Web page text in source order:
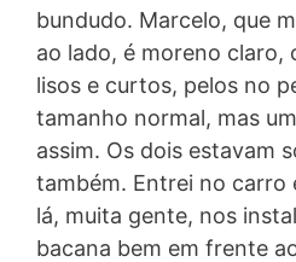
bundudo. Marcelo, que
ao lado, é moreno claro,
lisos e curtos, pelos no
tamanho normal, mas
assim. Os dois estavam
também. Entrei no carro
lá, muita gente, nos
bacana bem em frente